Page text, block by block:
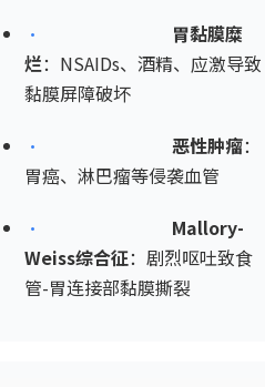
•
胃黏膜糜
烂：NSAIDs、酒精、应激导致
黏膜屏障破坏
•
恶性肿瘤：
胃癌、淋巴瘤等侵袭血管
•
Mallory-
Weiss综合征：剧烈呕吐致食
管-胃连接部黏膜撕裂